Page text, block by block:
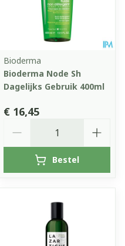
Bioderma
Bioderma Node Sh
Dagelijks Gebruik 400ml
€ 16,45
Bestel